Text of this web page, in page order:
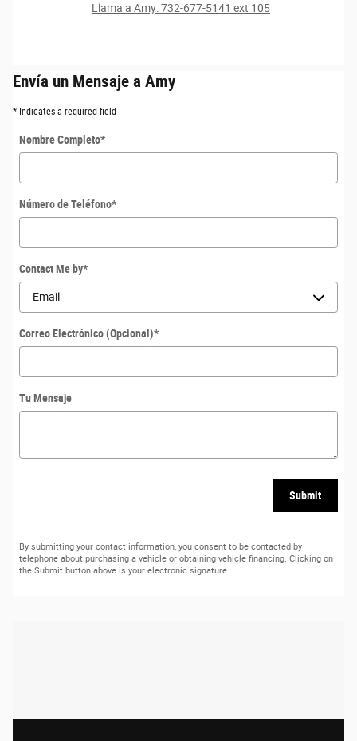
Llama a Amy: 732-677-5141 ext 105
Envía un Mensaje a Amy
* Indicates a required field
Nombre Completo*
Número de Teléfono*
Contact Me by*
Correo Electrónico (Opcional)*
Tu Mensaje
Submit
By submitting your contact information, you consent to be contacted by
telephone about purchasing a vehicle or obtaining vehicle financing. Clicking on
the Submit button above is your electronic signature.